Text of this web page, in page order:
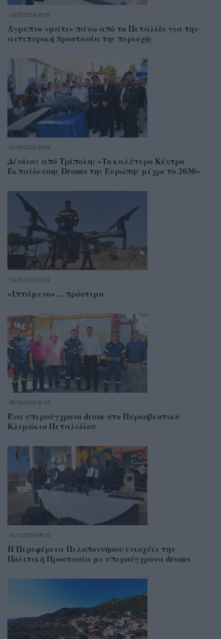
10/07/2026 19:58
Άγρυπνο «μάτι» πάνω από το Πεταλίδι για την
αντιπυρική προστασία της περιοχής
07/07/2026 20:58
Δένδιας από Τρίπολη: «Το καλύτερο Κέντρο
Εκπαίδευσης Drones της Ευρώπης μέχρι το 2030»
10/05/2026 15:52
«Ιπτάμενο»… πρόστιμο
08/06/2025 07:55
Ένα υπερσύγχρονο drone στο Πυροσβεστικό
Κλιμάκιο Πεταλιδίου
15/12/2024 09:50
Η Περιφέρεια Πελοποννήσου ενισχύει την
Πολιτική Προστασία με υπερσύγχρονα drones